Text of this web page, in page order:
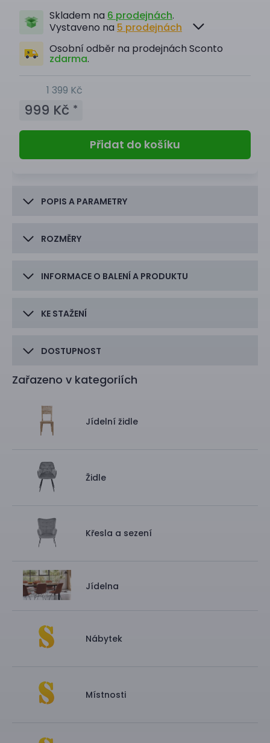
Skladem na 6 prodejnách.
Vystaveno na 5 prodejnách
Osobní odběr na prodejnách Sconto
zdarma.
1 399 Kč
999 Kč *
Přidat do košíku
POPIS A PARAMETRY
ROZMĚRY
INFORMACE O BALENÍ A PRODUKTU
KE STAŽENÍ
DOSTUPNOST
Zařazeno v kategoriích
Jídelní židle
Židle
Křesla a sezení
Jídelna
Nábytek
Místnosti